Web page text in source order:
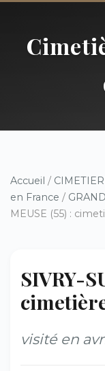
Accueil /
en France /
MEUSE (55) :
SIVRY-
visité en